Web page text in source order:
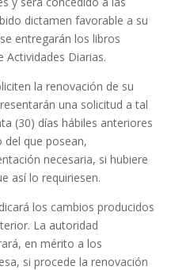
dictamen favorable a su
entregarán los libros
Actividades Diarias.
la renovación de su
una solicitud a tal
(30) días hábiles anteriores
del que posean,
necesaria, si hubiere
así lo requiriesen.
los cambios producidos
La autoridad
en mérito a los
si procede la renovación